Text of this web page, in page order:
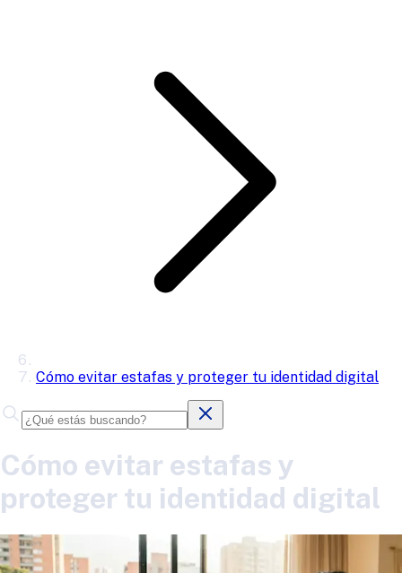
Cómo evitar estafas y proteger tu identidad digital
Cómo evitar estafas y
proteger tu identidad digital